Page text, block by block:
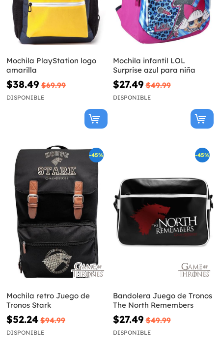
Mochila PlayStation logo
amarilla
$38.49 $69.99
DISPONIBLE
Mochila infantil LOL
Surprise azul para niña
$27.49 $49.99
DISPONIBLE
-45%
Mochila retro Juego de
Tronos Stark
$52.24 $94.99
DISPONIBLE
-45%
Bandolera Juego de Tronos
The North Remembers
$27.49 $49.99
DISPONIBLE